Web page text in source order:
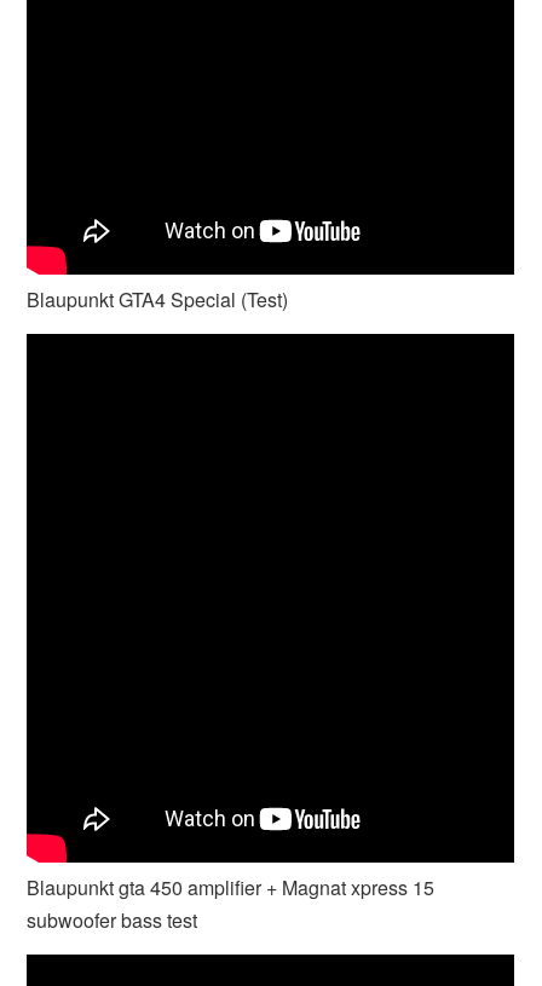
Blaupunkt GTA4 Special (Test)
Blaupunkt gta 450 amplifier + Magnat xpress 15
subwoofer bass test